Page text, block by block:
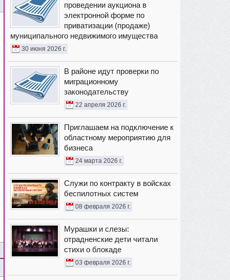
проведении аукциона в
электронной форме по
приватизации (продаже)
муниципального недвижимого имущества
30 июня 2026 г.
В районе идут проверки по
миграционному
законодательству
22 апреля 2026 г.
Приглашаем на подключение к
областному мероприятию для
бизнеса
24 марта 2026 г.
Служи по контракту в войсках
беспилотных систем
08 февраля 2026 г.
Мурашки и слезы:
отрадненские дети читали
стихи о блокаде
03 февраля 2026 г.